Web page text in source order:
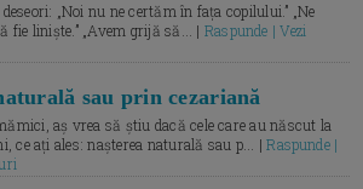
„Noi nu ne certăm în fața copilului.” „Ne
fie liniște.” „Avem grijă să... | Raspunde | Vezi
sau prin cezariană
aș vrea să știu dacă cele care au născut la
ce ați ales: nașterea naturală sau p... |Raspunde |